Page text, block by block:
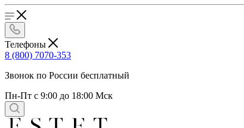
Телефоны
8 (800) 7070-353
Звонок по России бесплатный
Пн-Пт с 9:00 до 18:00 Мск